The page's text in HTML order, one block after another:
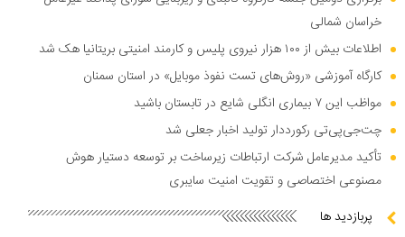
خراسان شمالی
اطلاعات بیش از ۱۰۰ هزار نیروی پلیس و کارمند امنیتی بریتانیا هک شد
کارگاه آموزشی «روش‌های تست نفوذ موبایل» در استان سمنان
مواظب این ۷ بیماری انگلی شایع در تابستان باشید
چت‌جی‌پی‌تی رکورددار تولید اخبار جعلی شد
تأکید مدیرعامل شرکت ارتباطات زیرساخت بر توسعه دستیار هوش
مصنوعی اختصاصی و تقویت امنیت سایبری
پربازدید ها